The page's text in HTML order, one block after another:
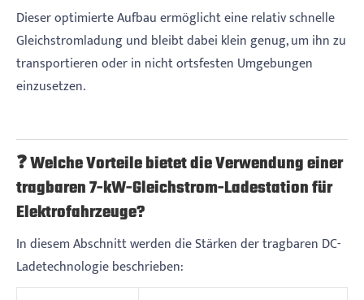
Dieser optimierte Aufbau ermöglicht eine relativ schnelle
Gleichstromladung und bleibt dabei klein genug, um ihn zu
transportieren oder in nicht ortsfesten Umgebungen
einzusetzen.
❓ Welche Vorteile bietet die Verwendung einer
tragbaren 7-kW-Gleichstrom-Ladestation für
Elektrofahrzeuge?
In diesem Abschnitt werden die Stärken der tragbaren DC-
Ladetechnologie beschrieben: